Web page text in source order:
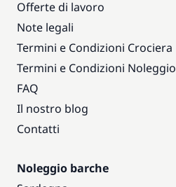
Offerte di lavoro
Note legali
Termini e Condizioni Crociera
Termini e Condizioni Noleggio
FAQ
Il nostro blog
Contatti
Noleggio barche